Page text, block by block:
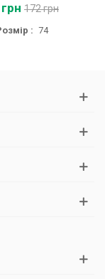
172 грн
: 74